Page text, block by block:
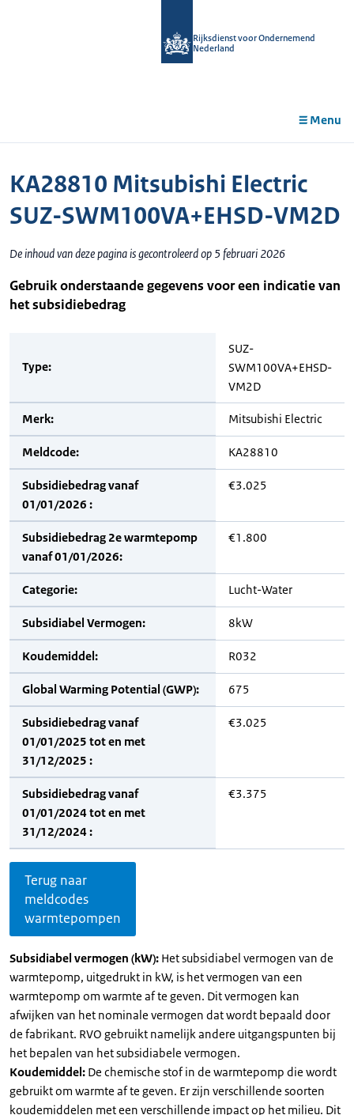
Rijksdienst voor Ondernemend
Nederland
Menu
KA28810 Mitsubishi Electric
SUZ-SWM100VA+EHSD-VM2D
De inhoud van deze pagina is gecontroleerd op 5 februari 2026
Gebruik onderstaande gegevens voor een indicatie van
het subsidiebedrag
Type:
SUZ-
SWM100VA+EHSD-
VM2D
Merk: Mitsubishi Electric
Meldcode: KA28810
Subsidiebedrag vanaf
01/01/2026 :
€3.025
Subsidiebedrag 2e warmtepomp
vanaf 01/01/2026:
€1.800
Categorie: Lucht-Water
Subsidiabel Vermogen: 8kW
Koudemiddel: R032
Global Warming Potential (GWP): 675
Subsidiebedrag vanaf
01/01/2025 tot en met
31/12/2025 :
€3.025
Subsidiebedrag vanaf
01/01/2024 tot en met
31/12/2024 :
€3.375
Terug naar
meldcodes
warmtepompen
Subsidiabel vermogen (kW): Het subsidiabel vermogen van de
warmtepomp, uitgedrukt in kW, is het vermogen van een
warmtepomp om warmte af te geven. Dit vermogen kan
afwijken van het nominale vermogen dat wordt bepaald door
de fabrikant. RVO gebruikt namelijk andere uitgangspunten bij
het bepalen van het subsidiabele vermogen.
Koudemiddel: De chemische stof in de warmtepomp die wordt
gebruikt om warmte af te geven. Er zijn verschillende soorten
koudemiddelen met een verschillende impact op het milieu. Dit